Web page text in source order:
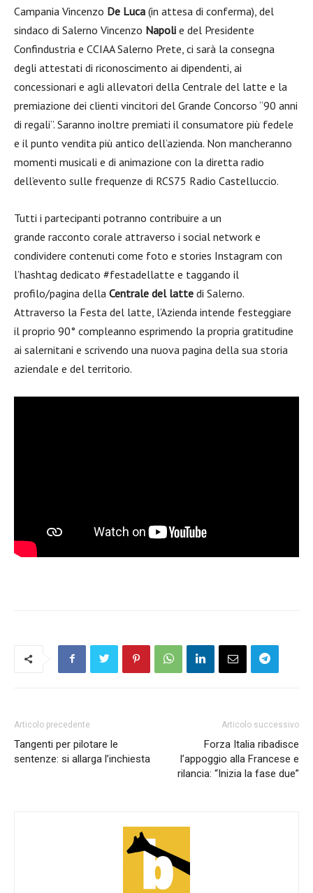
Campania Vincenzo De Luca (in attesa di conferma), del
sindaco di Salerno Vincenzo Napoli e del Presidente
Confindustria e CCIAA Salerno Prete, ci sarà la consegna
degli attestati di riconoscimento ai dipendenti, ai
concessionari e agli allevatori della Centrale del latte e la
premiazione dei clienti vincitori del Grande Concorso “90 anni
di regali”. Saranno inoltre premiati il consumatore più fedele
e il punto vendita più antico dell’azienda. Non mancheranno
momenti musicali e di animazione con la diretta radio
dell’evento sulle frequenze di RCS75 Radio Castelluccio.
Tutti i partecipanti potranno contribuire a un
grande racconto corale attraverso i social network e
condividere contenuti come foto e stories Instagram con
l’hashtag dedicato #festadellatte e taggando il
profilo/pagina della Centrale del latte di Salerno.
Attraverso la Festa del latte, l’Azienda intende festeggiare
il proprio 90° compleanno esprimendo la propria gratitudine
ai salernitani e scrivendo una nuova pagina della sua storia
aziendale e del territorio.
Articolo precedente
Tangenti per pilotare le
sentenze: si allarga l’inchiesta
Articolo successivo
Forza Italia ribadisce
l’appoggio alla Francese e
rilancia: “Inizia la fase due”